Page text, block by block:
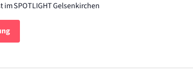
im SPOTLIGHT Gelsenkirchen